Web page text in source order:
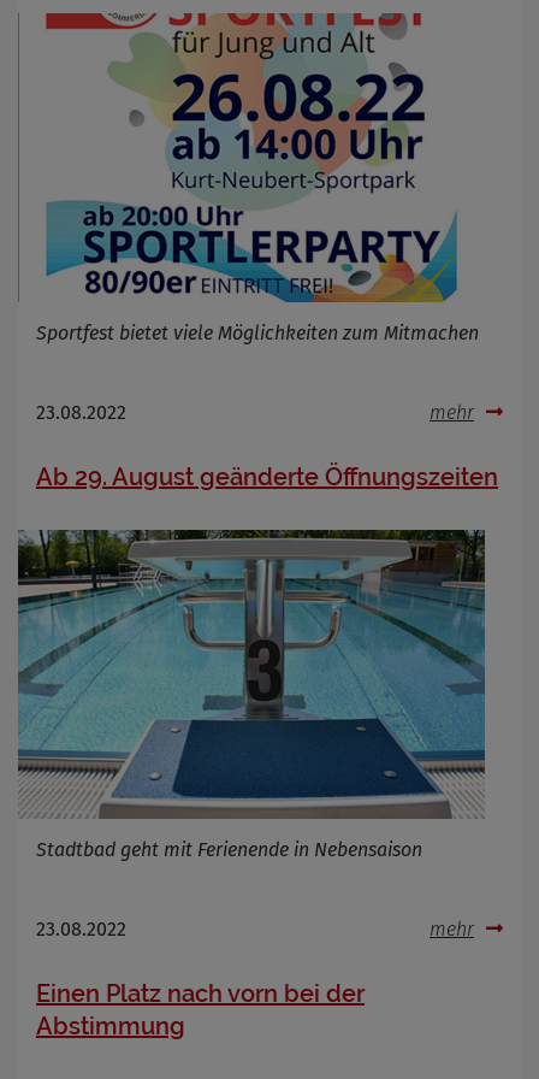
Sportfest bietet viele Möglichkeiten zum Mitmachen
23.08.2022 mehr
Ab 29. August geänderte Öffnungszeiten
Stadtbad geht mit Ferienende in Nebensaison
23.08.2022 mehr
Einen Platz nach vorn bei der
Abstimmung
Cookie Name
_osm_totp_token
Cookie Laufzeit
Cookies die bei der Verwendung von
OpenWeatherAPI gesetzt werden
Anbieter
Zweck
Cookie Name
Cookie Laufzeit